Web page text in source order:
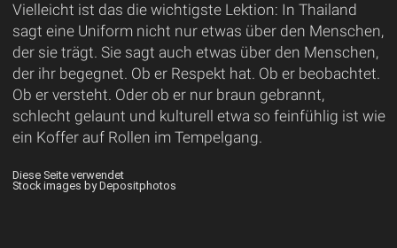
Vielleicht ist das die wichtigste Lektion: In Thailand
sagt eine Uniform nicht nur etwas über den Menschen,
der sie trägt. Sie sagt auch etwas über den Menschen,
der ihr begegnet. Ob er Respekt hat. Ob er beobachtet.
Ob er versteht. Oder ob er nur braun gebrannt,
schlecht gelaunt und kulturell etwa so feinfühlig ist wie
ein Koffer auf Rollen im Tempelgang.
Diese Seite verwendet
Stock images by Depositphotos